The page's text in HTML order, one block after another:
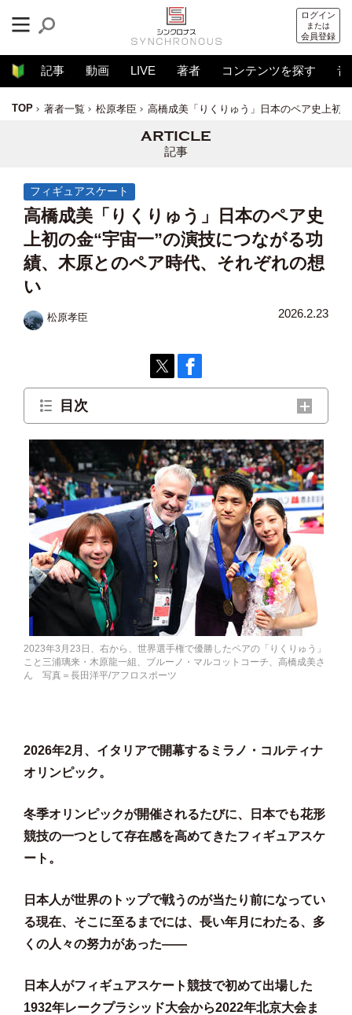
ログイン
または
会員登録
記事 動画 LIVE 著者 コンテンツを探す 音
TOP 著者一覧 松原孝臣 高橋成美「りくりゅう」日本のペア史上初
記事
フィギュアスケート
高橋成美「りくりゅう」日本のペア史
上初の金“宇宙一”の演技につながる功
績、木原とのペア時代、それぞれの想
い
松原孝臣 2026.2.23
目次
「ほんとうにありがとう」
2023年3月23日、右から、世界選手権で優勝したペアの「りくりゅう」
こと三浦璃来・木原龍一組、ブルーノ・マルコットコーチ、高橋成美さ
ん 写真＝長田洋平/アフロスポーツ
2026年2月、イタリアで開幕するミラノ・コルティナ
オリンピック。
冬季オリンピックが開催されるたびに、日本でも花形
競技の一つとして存在感を高めてきたフィギュアスケ
ート。
日本人が世界のトップで戦うのが当たり前になってい
る現在、そこに至るまでには、長い年月にわたる、多
くの人々の努力があった——
日本人がフィギュアスケート競技で初めて出場した
1932年レークプラシッド大会から2022年北京大会ま